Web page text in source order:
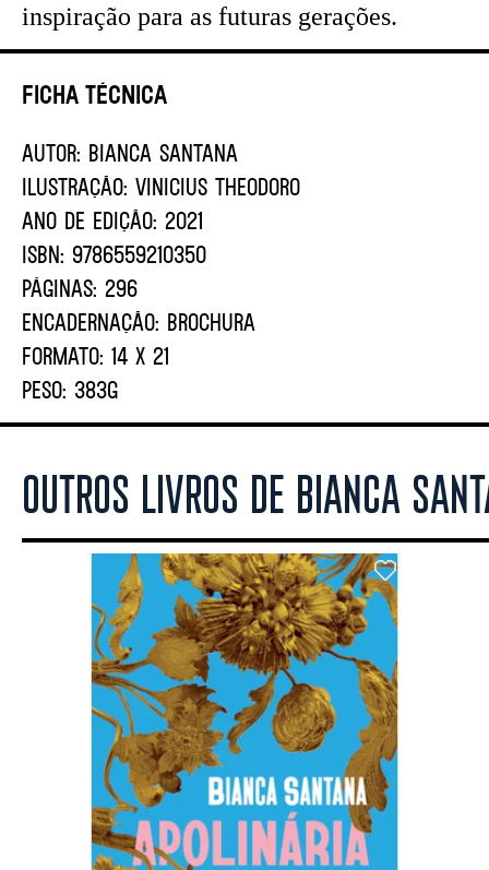
Ficha Técnica
AUTOR: BIANCA SANTANA
ILUSTRAÇÃO: VINICIUS THEODORO
ANO DE EDIÇÃO: 2021
ISBN: 9786559210350
PÁGINAS: 296
ENCADERNAÇÃO: BROCHURA
FORMATO: 14 X 21
PESO: 383G
inspiração para as futuras gerações.
OUTROS LIVROS DE BIANCA